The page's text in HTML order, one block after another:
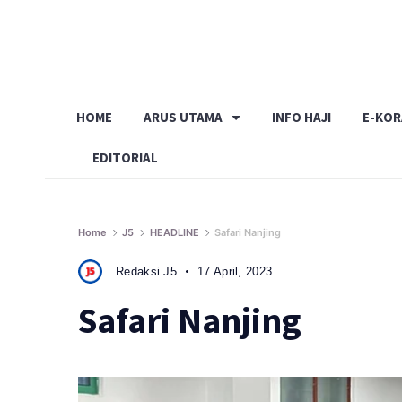
HOME ARUS UTAMA INFO HAJI E-
EDITORIAL
Home J5 HEADLINE Safari Nanjing
Redaksi J5 17 April, 2023
Safari Nanjing